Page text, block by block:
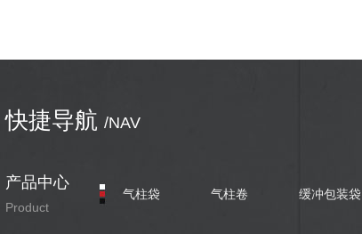
快捷导航 /NAV
产品中心
Product
气柱袋 气柱卷 缓冲包装袋